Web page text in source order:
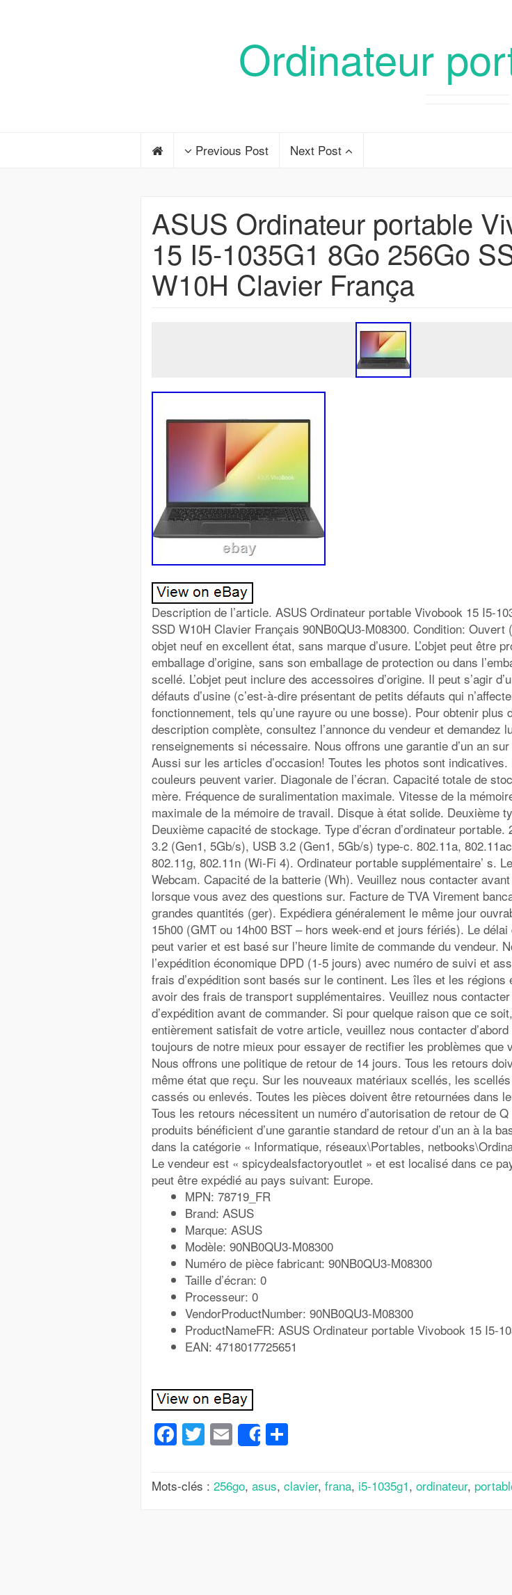
Ordinateur
Previous Post Next Post
ASUS Ordinateur portable
15 I5-1035G1 8Go 256Go
W10H Clavier França
Description de l’article. ASUS Ordinateur portable Vivobook 15 I5-
SSD W10H Clavier Français 90NB0QU3-M08300. Condition:
objet neuf en excellent état, sans marque d’usure. L’objet peut être
emballage d’origine, sans son emballage de protection ou dans
scellé. L’objet peut inclure des accessoires d’origine. Il peut s’agir
défauts d’usine (c’est-à-dire présentant de petits défauts qui
fonctionnement, tels qu’une rayure ou une bosse). Pour obtenir plus
description complète, consultez l’annonce du vendeur et demandez
renseignements si nécessaire. Nous offrons une garantie d’un an
Aussi sur les articles d’occasion! Toutes les photos sont
couleurs peuvent varier. Diagonale de l’écran. Capacité totale de
mère. Fréquence de suralimentation maximale. Vitesse de la
maximale de la mémoire de travail. Disque à état solide. Deuxième
Deuxième capacité de stockage. Type d’écran d’ordinateur
3.2 (Gen1, 5Gb/s), USB 3.2 (Gen1, 5Gb/s) type-c. 802.11a,
802.11g, 802.11n (Wi-Fi 4). Ordinateur portable supplémentaire’ s.
Webcam. Capacité de la batterie (Wh). Veuillez nous contacter
lorsque vous avez des questions sur. Facture de TVA Virement
grandes quantités (ger). Expédiera généralement le même jour
15h00 (GMT ou 14h00 BST – hors week-end et jours fériés). Le délai
peut varier et est basé sur l’heure limite de commande du vendeur.
l’expédition économique DPD (1-5 jours) avec numéro de suivi et
frais d’expédition sont basés sur le continent. Les îles et les régions
avoir des frais de transport supplémentaires. Veuillez nous
d’expédition avant de commander. Si pour quelque raison que ce
entièrement satisfait de votre article, veuillez nous contacter
toujours de notre mieux pour essayer de rectifier les problèmes que
Nous offrons une politique de retour de 14 jours. Tous les retours
même état que reçu. Sur les nouveaux matériaux scellés, les
cassés ou enlevés. Toutes les pièces doivent être retournées dans
Tous les retours nécessitent un numéro d’autorisation de retour de
produits bénéficient d’une garantie standard de retour d’un an à la
dans la catégorie « Informatique, réseaux\Portables,
Le vendeur est « spicydealsfactoryoutlet » et est localisé dans ce
peut être expédié au pays suivant: Europe.
MPN: 78719_FR
Brand: ASUS
Marque: ASUS
Modèle: 90NB0QU3-M08300
Numéro de pièce fabricant: 90NB0QU3-M08300
Taille d’écran: 0
Processeur: 0
VendorProductNumber: 90NB0QU3-M08300
ProductNameFR: ASUS Ordinateur portable Vivobook 15 I5-
EAN: 4718017725651
Facebook
Twitter
Email
Share
Mots-clés : 256go, asus, clavier, frana, i5-1035g1, ordinateur,